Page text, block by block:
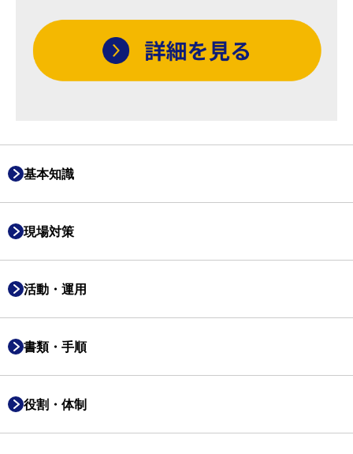
基本知識
現場対策
活動・運用
書類・手順
役割・体制